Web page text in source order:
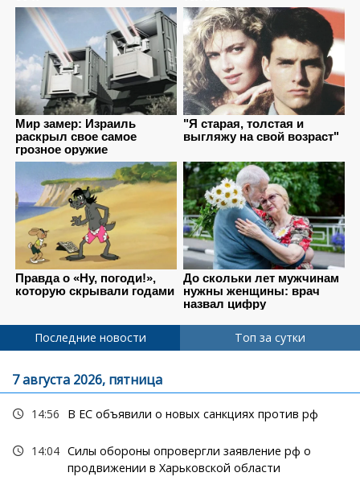
Последние новости Топ за сутки
7 августа 2026, пятница
14:56 В ЕС объявили о новых санкциях против рф
14:04 Силы обороны опровергли заявление рф о
продвижении в Харьковской области